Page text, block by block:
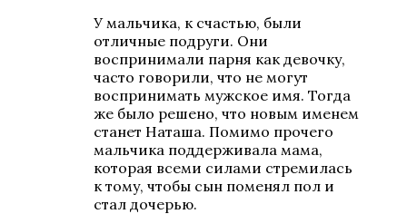
У мальчика, к счастью, были
отличные подруги. Они
воспринимали парня как девочку,
часто говорили, что не могут
воспринимать мужское имя. Тогда
же было решено, что новым именем
станет Наташа. Помимо прочего
мальчика поддерживала мама,
которая всеми силами стремилась
к тому, чтобы сын поменял пол и
стал дочерью.